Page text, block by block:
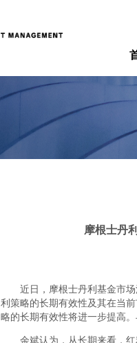
摩根士丹
近日，摩根士丹利基金市
利策略的长期有效性及其在当
略的长期有效性将进一步提高
余斌认为，从长期来看，